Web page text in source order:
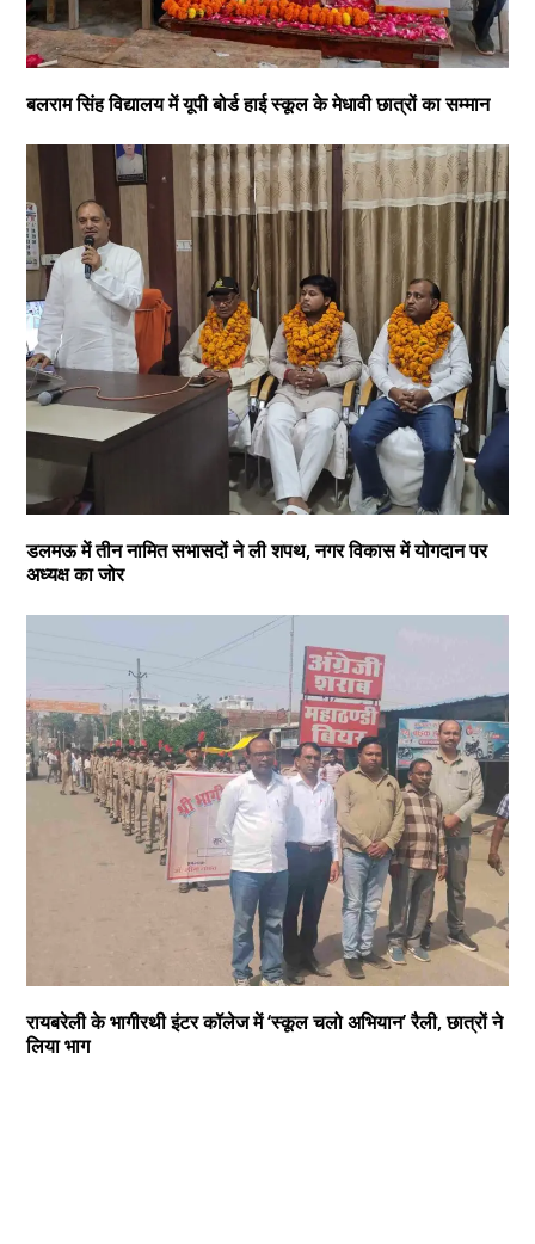
बलराम सिंह विद्यालय में यूपी बोर्ड हाई स्कूल के मेधावी छात्रों का सम्मान
डलमऊ में तीन नामित सभासदों ने ली शपथ, नगर विकास में योगदान पर
अध्यक्ष का जोर
रायबरेली के भागीरथी इंटर कॉलेज में ‘स्कूल चलो अभियान’ रैली, छात्रों ने
लिया भाग